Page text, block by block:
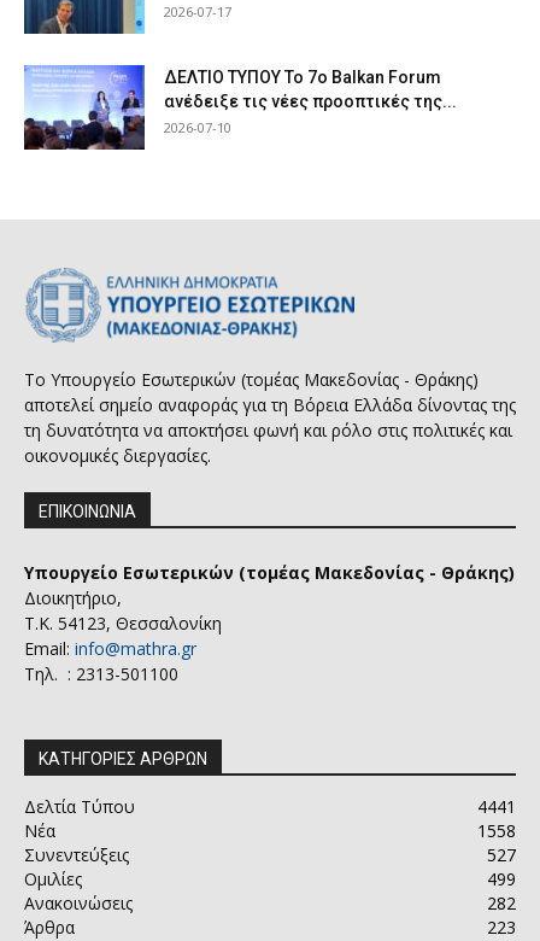
2026-07-17
ΔΕΛΤΙΟ ΤΥΠΟΥ Το 7ο Balkan Forum
ανέδειξε τις νέες προοπτικές της...
2026-07-10
Το Υπουργείο Εσωτερικών (τομέας Μακεδονίας - Θράκης)
αποτελεί σημείο αναφοράς για τη Βόρεια Ελλάδα δίνοντας της
τη δυνατότητα να αποκτήσει φωνή και ρόλο στις πολιτικές και
οικονομικές διεργασίες.
ΕΠΙΚΟΙΝΩΝΙΑ
Υπουργείο Εσωτερικών (τομέας Μακεδονίας - Θράκης)
Διοικητήριο,
Τ.Κ. 54123, Θεσσαλονίκη
Email: info@mathra.gr
Τηλ. : 2313-501100
ΚΑΤΗΓΟΡΙΕΣ ΑΡΘΡΩΝ
Δελτία Τύπου
4441
Νέα
1558
Συνεντεύξεις
527
Ομιλίες
499
Ανακοινώσεις
282
Άρθρα
223